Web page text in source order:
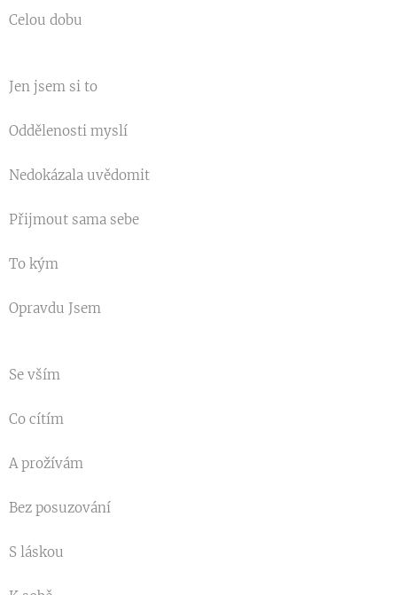
Celou dobu
Jen jsem si to
Oddělenosti myslí
Nedokázala uvědomit
Přijmout sama sebe
To kým
Opravdu Jsem
Se vším
Co cítím
A prožívám
Bez posuzování
S láskou